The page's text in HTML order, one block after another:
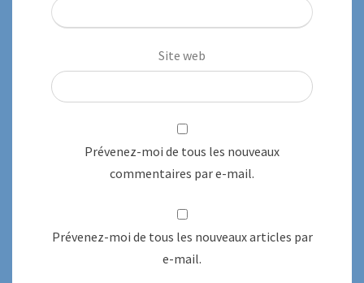
Site web
Prévenez-moi de tous les nouveaux
commentaires par e-mail.
Prévenez-moi de tous les nouveaux articles par
e-mail.